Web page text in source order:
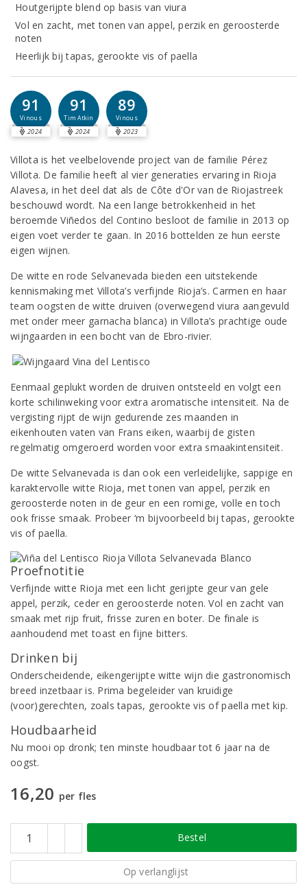
Houtgerijpte blend op basis van viura
Vol en zacht, met tonen van appel, perzik en geroosterde
noten
Heerlijk bij tapas, gerookte vis of paella
91
Vinous
2024
91
Tim Atkin
2024
89
Vinous
2023
Villota is het veelbelovende project van de familie Pérez
Villota. De familie heeft al vier generaties ervaring in Rioja
Alavesa, in het deel dat als de Côte d'Or van de Riojastreek
beschouwd wordt. Na een lange betrokkenheid in het
beroemde Viñedos del Contino besloot de familie in 2013 op
eigen voet verder te gaan. In 2016 bottelden ze hun eerste
eigen wijnen.
De witte en rode Selvanevada bieden een uitstekende
kennismaking met Villota’s verfijnde Rioja’s. Carmen en haar
team oogsten de witte druiven (overwegend viura aangevuld
met onder meer garnacha blanca) in Villota’s prachtige oude
wijngaarden in een bocht van de Ebro-rivier.
Eenmaal geplukt worden de druiven ontsteeld en volgt een
korte schilinweking voor extra aromatische intensiteit. Na de
vergisting rijpt de wijn gedurende zes maanden in
eikenhouten vaten van Frans eiken, waarbij de gisten
regelmatig omgeroerd worden voor extra smaakintensiteit.
De witte Selvanevada is dan ook een verleidelijke, sappige en
karaktervolle witte Rioja, met tonen van appel, perzik en
geroosterde noten in de geur en een romige, volle en toch
ook frisse smaak. Probeer ‘m bijvoorbeeld bij tapas, gerookte
vis of paella.
Proefnotitie
Verfijnde witte Rioja met een licht gerijpte geur van gele
appel, perzik, ceder en geroosterde noten. Vol en zacht van
smaak met rijp fruit, frisse zuren en boter. De finale is
aanhoudend met toast en fijne bitters.
Drinken bij
Onderscheidende, eikengerijpte witte wijn die gastronomisch
breed inzetbaar is. Prima begeleider van kruidige
(voor)gerechten, zoals tapas, gerookte vis of paella met kip.
Houdbaarheid
Nu mooi op dronk; ten minste houdbaar tot 6 jaar na de
oogst.
16,20 per fles
Bestel
Op verlanglijst